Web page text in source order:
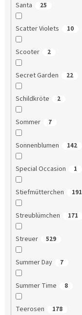
Santa 25
Scatter Violets 10
Scooter 2
Secret Garden 22
Schildkröte 2
Sommer 7
Sonnenblumen 142
Special Occasion 1
Stiefmütterchen 191
Streublümchen 171
Streuer 529
Summer Day 7
Summer Time 8
Teerosen 178